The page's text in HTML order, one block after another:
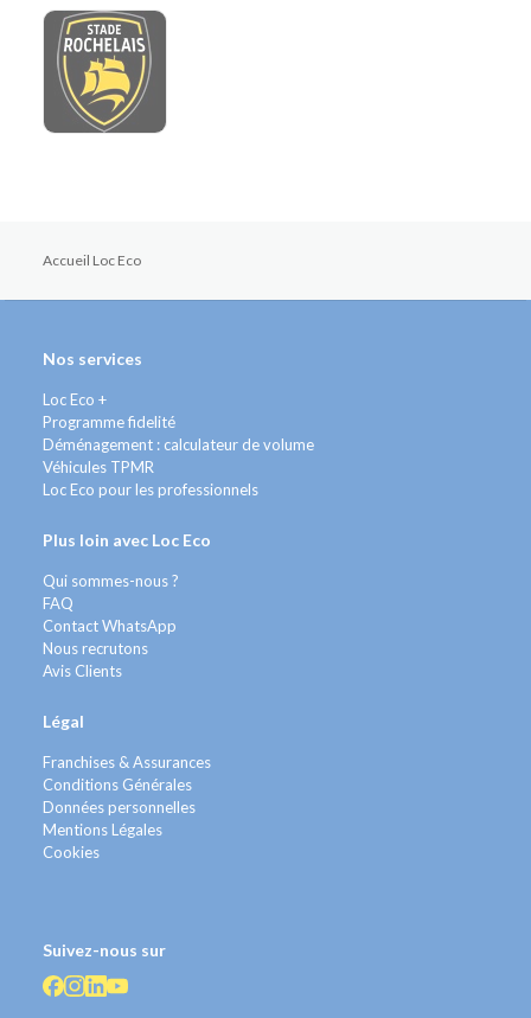
Accueil Loc Eco
Nos services
Loc Eco +
Programme fidelité
Déménagement : calculateur de volume
Véhicules TPMR
Loc Eco pour les professionnels
Plus loin avec Loc Eco
Qui sommes-nous ?
FAQ
Contact WhatsApp
Nous recrutons
Avis Clients
Légal
Franchises & Assurances
Conditions Générales
Données personnelles
Mentions Légales
Cookies
Suivez-nous sur